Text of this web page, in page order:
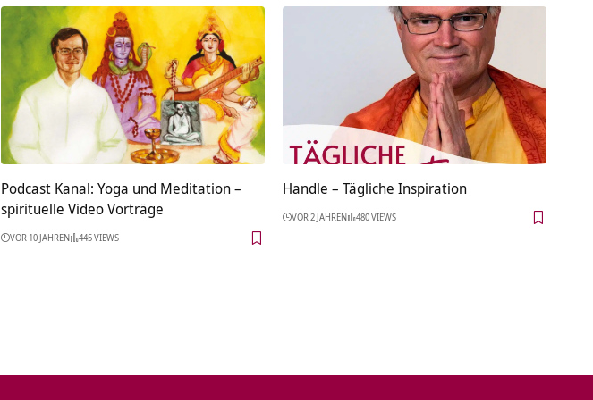
Podcast Kanal: Yoga und Meditation –
spirituelle Video Vorträge
VOR 10 JAHREN 445 VIEWS
Handle – Tägliche Inspiration
VOR 2 JAHREN 480 VIEWS